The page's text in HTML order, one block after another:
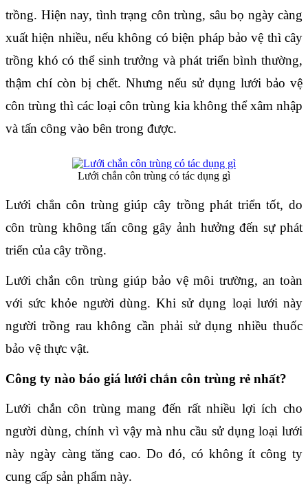
trồng. Hiện nay, tình trạng côn trùng, sâu bọ ngày càng
xuất hiện nhiều, nếu không có biện pháp bảo vệ thì cây
trồng khó có thể sinh trưởng và phát triển bình thường,
thậm chí còn bị chết. Nhưng nếu sử dụng lưới bảo vệ
côn trùng thì các loại côn trùng kia không thể xâm nhập
và tấn công vào bên trong được.
Lưới chắn côn trùng có tác dụng gì
Lưới chắn côn trùng giúp cây trồng phát triển tốt, do
côn trùng không tấn công gây ảnh hưởng đến sự phát
triển của cây trồng.
Lưới chắn côn trùng giúp bảo vệ môi trường, an toàn
với sức khỏe người dùng. Khi sử dụng loại lưới này
người trồng rau không cần phải sử dụng nhiều thuốc
bảo vệ thực vật.
Công ty nào báo giá lưới chắn côn trùng rẻ nhất?
Lưới chắn côn trùng mang đến rất nhiều lợi ích cho
người dùng, chính vì vậy mà nhu cầu sử dụng loại lưới
này ngày càng tăng cao. Do đó, có không ít công ty
cung cấp sản phẩm này.